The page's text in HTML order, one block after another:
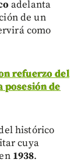
adelanta
de un
como
refuerzo del
posesión de
histórico
cuya
1938.